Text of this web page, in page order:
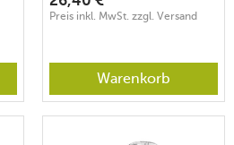
Preis inkl. MwSt. zzgl. Versand
Warenkorb